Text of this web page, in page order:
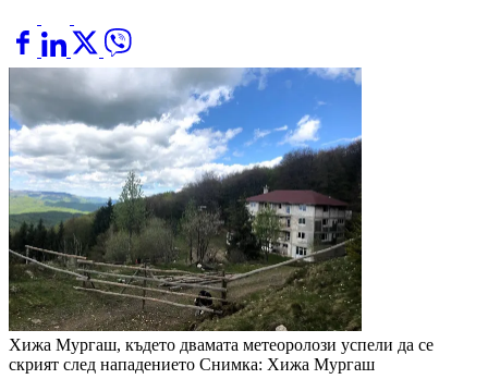
Хижа Мургаш, където двамата метеоролози успели да се
скрият след нападението Снимка: Хижа Мургаш